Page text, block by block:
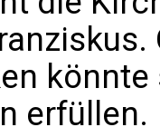
erfüllen.